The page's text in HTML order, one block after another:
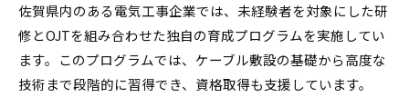
佐賀県内のある電気工事企業では、未経験者を対象にした研
修とOJTを組み合わせた独自の育成プログラムを実施してい
ます。このプログラムでは、ケーブル敷設の基礎から高度な
技術まで段階的に習得でき、資格取得も支援しています。